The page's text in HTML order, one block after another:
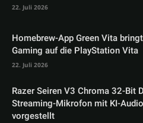
22. Juli 2026
Homebrew-App Green Vita
Gaming auf die PlayStation Vita
22. Juli 2026
Razer Seiren V3 Chroma 32-Bit
Streaming-Mikrofon mit KI-
vorgestellt